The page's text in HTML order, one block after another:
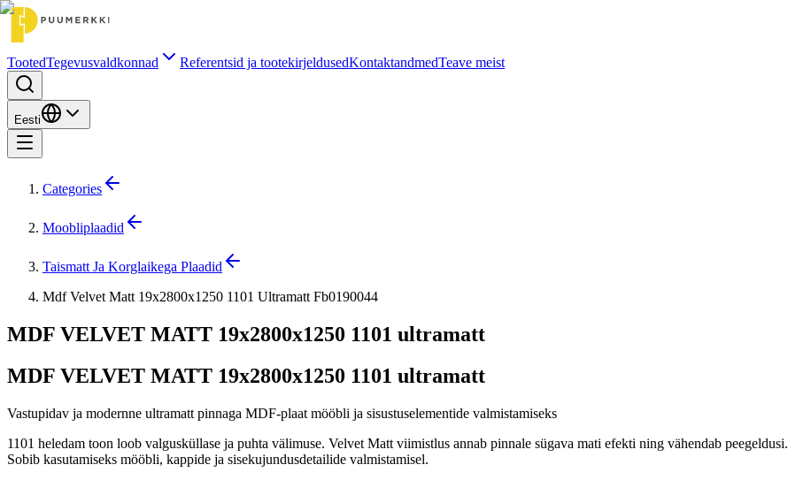
TootedTegevusvaldkonnad Referentsid ja tootekirjeldusedKontaktandmedTeave meist
Eesti
Categories
Moobliplaadid
Taismatt Ja Korglaikega Plaadid
Mdf Velvet Matt 19x2800x1250 1101 Ultramatt Fb0190044
MDF VELVET MATT 19x2800x1250 1101 ultramatt
MDF VELVET MATT 19x2800x1250 1101 ultramatt
Vastupidav ja modernne ultramatt pinnaga MDF-plaat mööbli ja sisustuselementide valmistamiseks
1101 heledam toon loob valgusküllase ja puhta välimuse. Velvet Matt viimistlus annab pinnale sügava mati efekti ning vähendab peegeldusi.
Sobib kasutamiseks mööbli, kappide ja sisekujundusdetailide valmistamisel.